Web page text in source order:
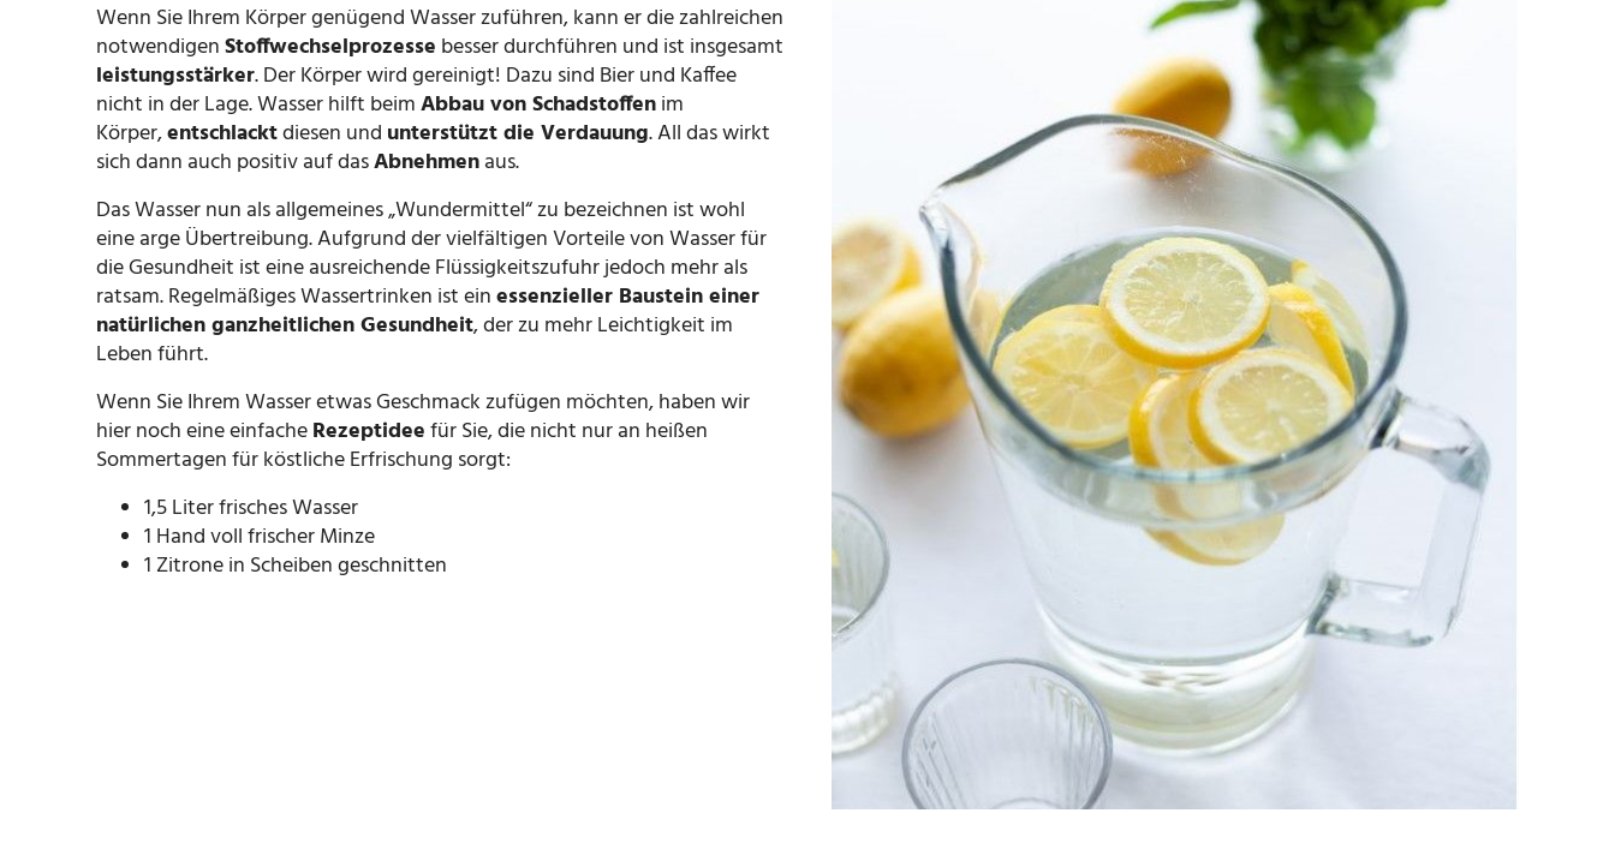
Wenn Sie Ihrem Körper genügend Wasser zuführen, kann er die zahlreichen
notwendigenStoffwechselprozesse besser durchführen und ist insgesamt
leistungsstärker. Der Körper wird gereinigt! Dazu sind Bier und Kaffee
nicht in der Lage. Wasser hilft beimAbbau von Schadstoffenim
Körper,entschlacktdiesen und unterstützt die Verdauung. All das wirkt
sich dann auch positiv auf dasAbnehmenaus.
Das Wasser nun als allgemeines „Wundermittel“ zu bezeichnen ist wohl
eine arge Übertreibung. Aufgrund der vielfältigen Vorteile von Wasser für
die Gesundheit ist eine ausreichende Flüssigkeitszufuhr jedoch mehr als
ratsam. Regelmäßiges Wassertrinken ist einessenzieller Baustein einer
natürlichen ganzheitlichen Gesundheit, der zu mehr Leichtigkeit im
Leben führt.
Wenn Sie Ihrem Wasser etwas Geschmack zufügen möchten, haben wir
hier noch eine einfacheRezeptideefür Sie, die nicht nur an heißen
Sommertagen für köstliche Erfrischung sorgt:
1,5 Liter frisches Wasser
1 Hand voll frischer Minze
1 Zitrone in Scheiben geschnitten